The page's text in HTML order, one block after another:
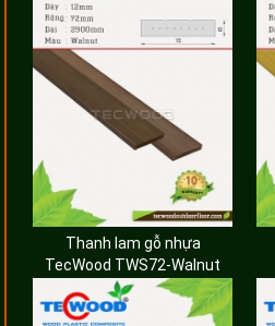
Thanh lam gỗ nhựa
TecWood TWS72-Walnut